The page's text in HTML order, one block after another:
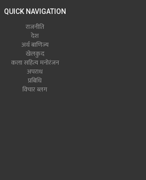
QUICK NAVIGATION
राजनीति
देश
अर्थ बाणिज्य
खेलकुद
कला सहित्य मनोरंजन
अपराध
प्रबिधि
विचार ब्लग